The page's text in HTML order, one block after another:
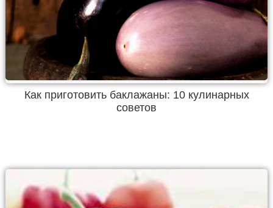
Как приготовить баклажаны: 10 кулинарных
советов